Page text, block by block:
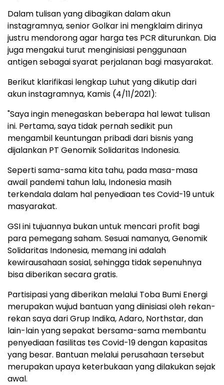
Dalam tulisan yang dibagikan dalam akun
instagramnya, senior Golkar ini mengklaim dirinya
justru mendorong agar harga tes PCR diturunkan. Dia
juga mengakui turut menginisiasi penggunaan
antigen sebagai syarat perjalanan bagi masyarakat.
Berikut klarifikasi lengkap Luhut yang dikutip dari
akun instagramnya, Kamis (4/11/2021):
"Saya ingin menegaskan beberapa hal lewat tulisan
ini. Pertama, saya tidak pernah sedikit pun
mengambil keuntungan pribadi dari bisnis yang
dijalankan PT Genomik Solidaritas Indonesia.
Seperti sama-sama kita tahu, pada masa-masa
awail pandemi tahun lalu, Indonesia masih
terkendala dalam hal penyediaan tes Covid-19 untuk
masyarakat.
GSI ini tujuannya bukan untuk mencari profit bagi
para pemegang saham. Sesuai namanya, Genomik
Solidaritas Indonesia, memang ini adalah
kewirausahaan sosial, sehingga tidak sepenuhnya
bisa diberikan secara gratis.
Partisipasi yang diberikan melalui Toba Bumi Energi
merupakan wujud bantuan yang diinisiasi oleh rekan-
rekan saya dari Grup Indika, Adaro, Northstar, dan
lain-lain yang sepakat bersama-sama membantu
penyediaan fasilitas tes Covid-19 dengan kapasitas
yang besar. Bantuan melalui perusahaan tersebut
merupakan upaya keterbukaan yang dilakukan sejak
awal.